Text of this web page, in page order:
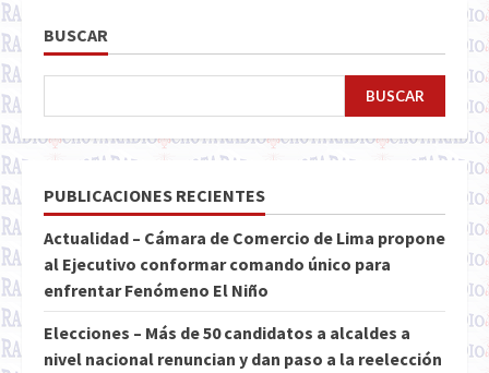
BUSCAR
BUSCAR
PUBLICACIONES RECIENTES
Actualidad – Cámara de Comercio de Lima propone
al Ejecutivo conformar comando único para
enfrentar Fenómeno El Niño
Elecciones – Más de 50 candidatos a alcaldes a
nivel nacional renuncian y dan paso a la reelección